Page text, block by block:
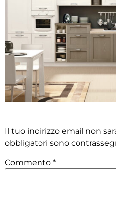
Il tuo indirizzo email non
obbligatori sono
Commento *